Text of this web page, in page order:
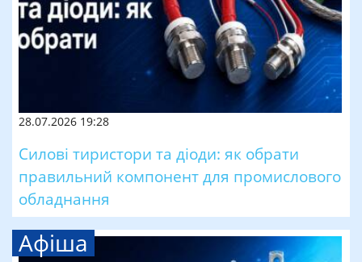
28.07.2026 19:28
Силові тиристори та діоди: як обрати
правильний компонент для промислового
обладнання
Афіша